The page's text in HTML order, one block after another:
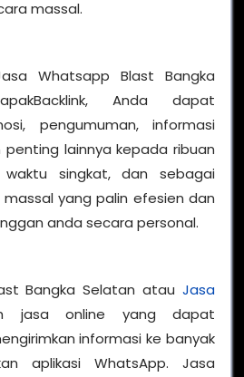
massal.
Whatsapp Blast Bangka
Anda dapat
pengumuman, informasi
lainnya kepada ribuan
singkat, dan sebagai
yang palin efesien dan
anda secara personal.
Bangka Selatan atau Jasa
jasa online yang dapat
informasi ke banyak
aplikasi WhatsApp. Jasa